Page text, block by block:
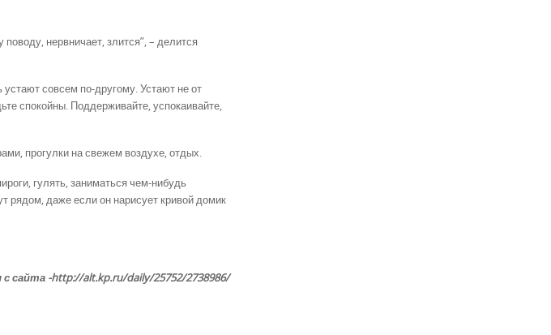
нервничает, злится”, – делится
совсем по-другому. Устают не от
спокойны. Поддерживайте, успокаивайте,
прогулки на свежем воздухе, отдых.
гулять, заниматься чем-нибудь
рядом, даже если он нарисует кривой домик
сайта -http://alt.kp.ru/daily/25752/2738986/